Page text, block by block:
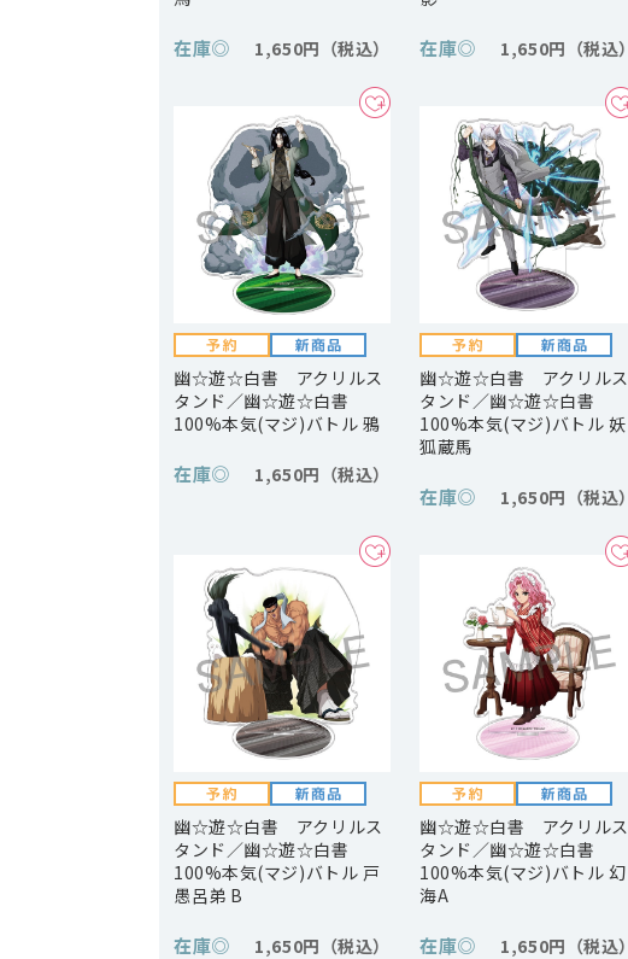
在庫◎ 1,650円 在庫◎ 1,650円
幽☆遊☆白書 アクリルス
タンド／幽☆遊☆白書
100%本気(マジ)バトル 鴉
在庫◎ 1,650円
幽☆遊☆白書 アクリルス
タンド／幽☆遊☆白書
100%本気(マジ)バトル 妖
狐蔵馬
在庫◎ 1,650円
幽☆遊☆白書 アクリルス
タンド／幽☆遊☆白書
100%本気(マジ)バトル 戸
愚呂弟 B
在庫◎ 1,650円
幽☆遊☆白書 アクリルス
タンド／幽☆遊☆白書
100%本気(マジ)バトル 幻
海A
在庫◎ 1,650円